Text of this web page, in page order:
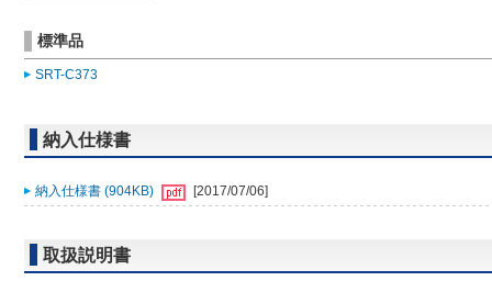
標準品
SRT-C373
納入仕様書
納入仕様書 (904KB) [2017/07/06]
取扱説明書